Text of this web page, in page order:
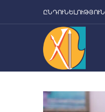
ԸՆԴՈՒՆԵԼՈՒԹՅՈՒՆ